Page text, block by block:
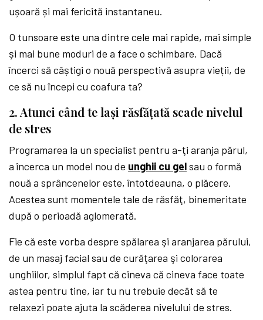
ușoară și mai fericită instantaneu.
O tunsoare este una dintre cele mai rapide, mai simple
și mai bune moduri de a face o schimbare. Dacă
încerci să câștigi o nouă perspectivă asupra vieții, de
ce să nu începi cu coafura ta?
2. Atunci când te laşi răsfăţată scade nivelul
de stres
Programarea la un specialist pentru a-ţi aranja părul,
a încerca un model nou de unghii cu gelsau o formă
nouă a sprâncenelor este, întotdeauna, o plăcere.
Acestea sunt momentele tale de răsfăţ, binemeritate
după o perioadă aglomerată.
Fie că este vorba despre spălarea şi aranjarea părului,
de un masaj facial sau de curăţarea şi colorarea
unghiilor, simplul fapt că cineva că cineva face toate
astea pentru tine, iar tu nu trebuie decât să te
relaxezi poate ajuta la scăderea nivelului de stres.